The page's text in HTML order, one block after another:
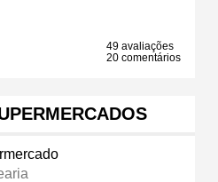
49 avaliações
20 comentários